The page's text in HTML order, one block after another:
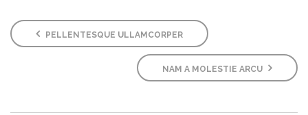
PELLENTESQUE ULLAMCORPER
NAM A MOLESTIE ARCU